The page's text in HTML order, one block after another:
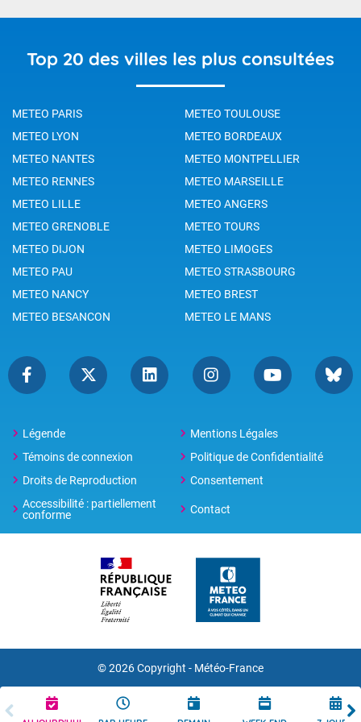
Top 20 des villes les plus consultées
METEO PARIS
METEO TOULOUSE
METEO LYON
METEO BORDEAUX
METEO NANTES
METEO MONTPELLIER
METEO RENNES
METEO MARSEILLE
METEO LILLE
METEO ANGERS
METEO GRENOBLE
METEO TOURS
METEO DIJON
METEO LIMOGES
METEO PAU
METEO STRASBOURG
METEO NANCY
METEO BREST
METEO BESANCON
METEO LE MANS
Légende
Mentions Légales
Témoins de connexion
Politique de Confidentialité
Droits de Reproduction
Consentement
Accessibilité : partiellement
conforme
Contact
© 2026 Copyright - Météo-France